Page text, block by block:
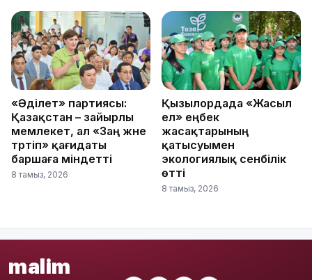
«Әділет» партиясы:
Қазақстан – зайырлы
мемлекет, ал «Заң және
тәртіп» қағидаты
баршаға міндетті
8 тамыз, 2026
Қызылордада «Жасыл
ел» еңбек
жасақтарының
қатысуымен
экологиялық сенбілік
өтті
8 тамыз, 2026
malim